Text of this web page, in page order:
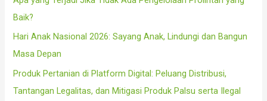
Baik?
Hari Anak Nasional 2026: Sayang Anak, Lindungi dan Bangun
Masa Depan
Produk Pertanian di Platform Digital: Peluang Distribusi,
Tantangan Legalitas, dan Mitigasi Produk Palsu serta Ilegal